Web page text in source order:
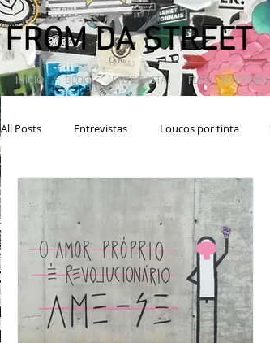
FROM DA STREET
INÍCIO BLOG ENTREVISTA FLASH INTERVIEW
All Posts Entrevistas Loucos por tinta